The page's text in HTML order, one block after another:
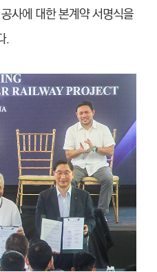
사에 대한 본계약 서명식을
.